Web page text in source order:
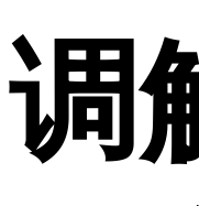
调